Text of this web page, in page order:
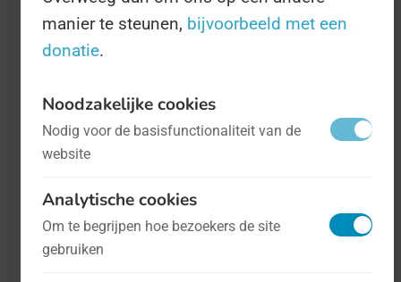
Deze Dag is in het leven geroepen door het
Wereld Natuurfonds. Tijdens de Dag kunt u
meer informatie krijgen over bijvoorbeeld de
vele diersoorten in het Atlantisch Bos, en
doen dat te redden. Spoiler alert: doneren
aan het WNF is een optie.
manier te steunen, bijvoorbeeld met een
donatie.
Noodzakelijke cookies
Nodig voor de basisfunctionaliteit van de
website
Analytische cookies
Om te begrijpen hoe bezoekers de site
gebruiken